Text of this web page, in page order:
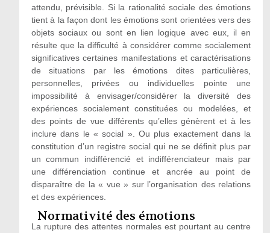
attendu, prévisible. Si la rationalité sociale des émotions
tient à la façon dont les émotions sont orientées vers des
objets sociaux ou sont en lien logique avec eux, il en
résulte que la difficulté à considérer comme socialement
significatives certaines manifestations et caractérisations
de situations par les émotions dites particulières,
personnelles, privées ou individuelles pointe une
impossibilité à envisager/considérer la diversité des
expériences socialement constituées ou modelées, et
des points de vue différents qu’elles génèrent et à les
inclure dans le « social ». Ou plus exactement dans la
constitution d’un registre social qui ne se définit plus par
un commun indifférencié et indifférenciateur mais par
une différenciation continue et ancrée au point de
disparaître de la « vue » sur l’organisation des relations
et des expériences.
Normativité des émotions
La rupture des attentes normales est pourtant au centre